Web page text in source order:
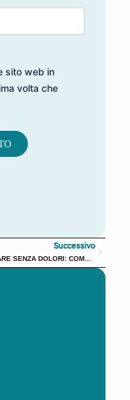
sito web in
volta che
Successivo
NUOTARE SENZA DOLORI: COME PREVENIRE E CURARE LA SPALLA DEL NUOTATORE